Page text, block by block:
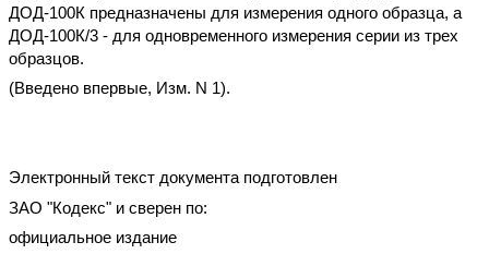
ДОД-100К предназначены для измерения одного образца, а
ДОД-100К/3 - для одновременного измерения серии из трех
образцов.
(Введено впервые, Изм. N 1).
Электронный текст документа подготовлен
ЗАО "Кодекс" и сверен по:
официальное издание